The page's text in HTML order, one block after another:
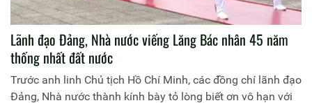
Lãnh đạo Đảng, Nhà nước viếng Lăng Bác nhân 45 năm
thống nhất đất nước
Trước anh linh Chủ tịch Hồ Chí Minh, các đồng chí lãnh đạo
Đảng, Nhà nước thành kính bày tỏ lòng biết ơn vô hạn với